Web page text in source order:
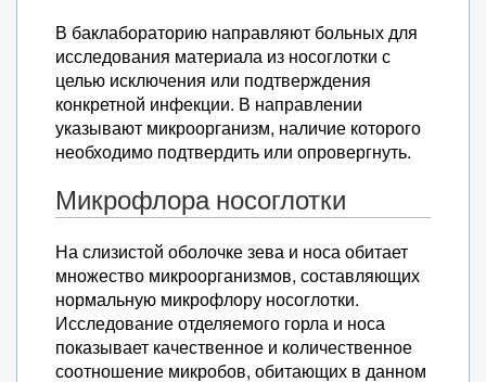
В баклабораторию направляют больных для
исследования материала из носоглотки с
целью исключения или подтверждения
конкретной инфекции. В направлении
указывают микроорганизм, наличие которого
необходимо подтвердить или опровергнуть.
Микрофлора носоглотки
На слизистой оболочке зева и носа обитает
множество микроорганизмов, составляющих
нормальную микрофлору носоглотки.
Исследование отделяемого горла и носа
показывает качественное и количественное
соотношение микробов, обитающих в данном